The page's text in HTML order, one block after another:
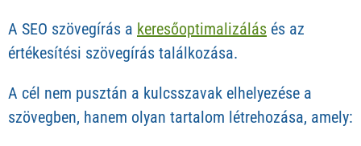
A SEO szövegírás a keresőoptimalizálás és az
értékesítési szövegírás találkozása.
A cél nem pusztán a kulcsszavak elhelyezése a
szövegben, hanem olyan tartalom létrehozása, amely: